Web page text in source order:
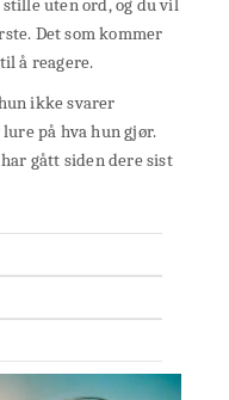
uten ord, og du vil
Det som kommer
å reagere.
ikke svarer
på hva hun gjør.
gått siden dere sist